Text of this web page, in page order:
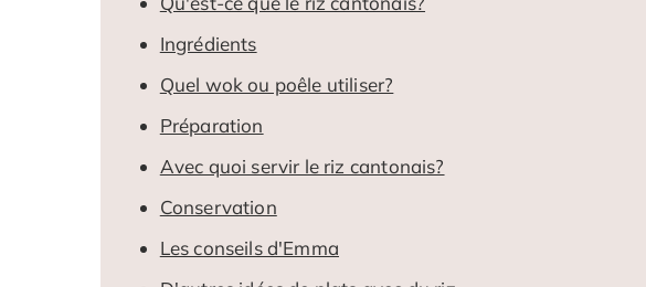
Ingrédients
Quel wok ou poêle utiliser?
Préparation
Avec quoi servir le riz cantonais?
Conservation
Les conseils d'Emma